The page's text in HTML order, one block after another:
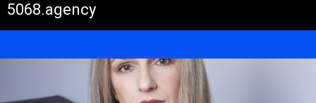
5068.agency